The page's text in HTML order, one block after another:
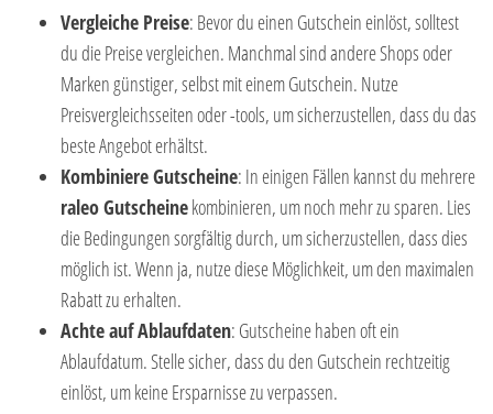
Vergleiche Preise: Bevor du einen Gutschein einlöst, solltest
du die Preise vergleichen. Manchmal sind andere Shops oder
Marken günstiger, selbst mit einem Gutschein. Nutze
Preisvergleichsseiten oder -tools, um sicherzustellen, dass du das
beste Angebot erhältst.
Kombiniere Gutscheine: In einigen Fällen kannst du mehrere
raleo Gutscheinekombinieren, um noch mehr zu sparen. Lies
die Bedingungen sorgfältig durch, um sicherzustellen, dass dies
möglich ist. Wenn ja, nutze diese Möglichkeit, um den maximalen
Rabatt zu erhalten.
Achte auf Ablaufdaten: Gutscheine haben oft ein
Ablaufdatum. Stelle sicher, dass du den Gutschein rechtzeitig
einlöst, um keine Ersparnisse zu verpassen.